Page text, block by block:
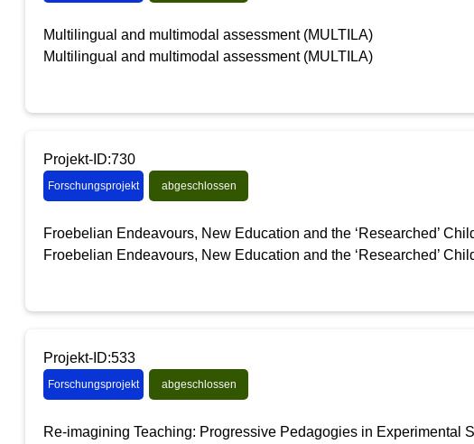
Multilingual and multimodal assessment (MULTILA)
Multilingual and multimodal assessment (MULTILA)
Projekt-ID:730
Forschungsprojekt abgeschlossen
Froebelian Endeavours, New Education and the ‘Researched’
Froebelian Endeavours, New Education and the ‘Researched’
Projekt-ID:533
Forschungsprojekt abgeschlossen
Re-imagining Teaching: Progressive Pedagogies in Experimental